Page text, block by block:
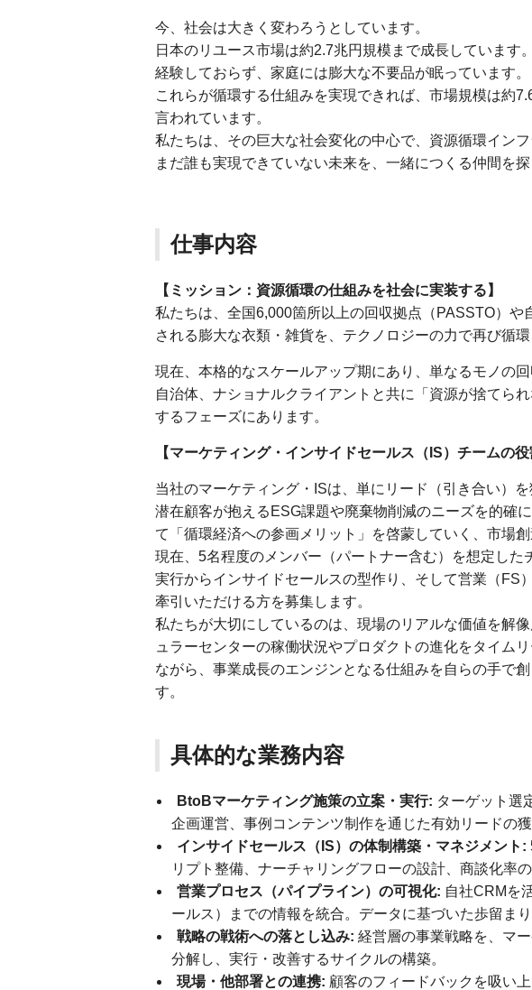
今、社会は大きく変わろうとしています。
日本のリユース市場は約2.7兆円規模まで成長しています
経験しておらず、家庭には膨大な不要品が眠っています。
これらが循環する仕組みを実現できれば、市場規模は約
言われています。
私たちは、その巨大な社会変化の中心で、資源循環インフ
まだ誰も実現できていない未来を、一緒につくる仲間を探
仕事内容
【ミッション：資源循環の仕組みを社会に実装する】
私たちは、全国6,000箇所以上の回収拠点（PASSTO）や
される膨大な衣類・雑貨を、テクノロジーの力で再び循
現在、本格的なスケールアップ期にあり、単なるモノの
自治体、ナショナルクライアントと共に「資源が捨てら
するフェーズにあります。
【マーケティング・インサイドセールス（IS）チームの
当社のマーケティング・ISは、単にリード（引き合い）
潜在顧客が抱えるESG課題や廃棄物削減のニーズを的確
て「循環経済への参画メリット」を啓蒙していく、市場創
現在、5名程度のメンバー（パートナー含む）を想定し
実行からインサイドセールスの型作り、そして営業（FS
牽引いただける方を募集します。
私たちが大切にしているのは、現場のリアルな価値を解
ュラーセンターの稼働状況やプロダクトの進化をタイム
ながら、事業成長のエンジンとなる仕組みを自らの手で
す。
具体的な業務内容
BtoBマーケティング施策の立案・実行: ターゲット選
企画運営、事例コンテンツ制作を通じた有効リードの獲
インサイドセールス（IS）の体制構築・マネジメント:
リプト整備、ナーチャリングフローの設計、商談化率の
営業プロセス（パイプライン）の可視化: 自社CRMを
ールス）までの情報を統合。データに基づいた歩留まり
戦略の戦術への落とし込み: 経営層の事業戦略を、マ
分解し、実行・改善するサイクルの構築。
現場・他部署との連携: 顧客のフィードバックを吸い